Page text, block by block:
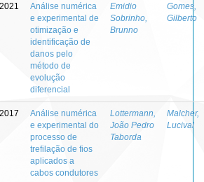
Análise numérica
e experimental de
otimização e
identificação de
danos pelo
método de
evolução
diferencial
Emidio
Sobrinho,
Brunno
Gomes,
Gilberto
Análise numérica
e experimental do
processo de
trefilação de fios
aplicados a
cabos condutores
Lottermann,
João Pedro
Taborda
Malcher,
Lucival